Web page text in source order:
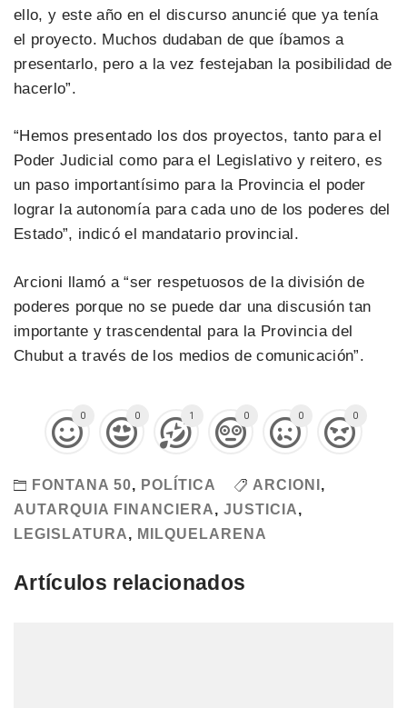
ello, y este año en el discurso anuncié que ya tenía
el proyecto. Muchos dudaban de que íbamos a
presentarlo, pero a la vez festejaban la posibilidad de
hacerlo”.
“Hemos presentado los dos proyectos, tanto para el
Poder Judicial como para el Legislativo y reitero, es
un paso importantísimo para la Provincia el poder
lograr la autonomía para cada uno de los poderes del
Estado”, indicó el mandatario provincial.
Arcioni llamó a “ser respetuosos de la división de
poderes porque no se puede dar una discusión tan
importante y trascendental para la Provincia del
Chubut a través de los medios de comunicación”.
0 0 1 0 0 0
FONTANA 50, POLÍTICA ARCIONI ,
AUTARQUIA FINANCIERA, JUSTICIA,
LEGISLATURA, MILQUELARENA
Artículos relacionados